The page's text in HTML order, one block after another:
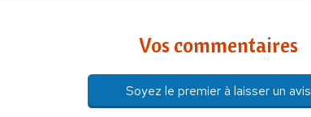
Vos commentaires
Soyez le premier à laisser un avis